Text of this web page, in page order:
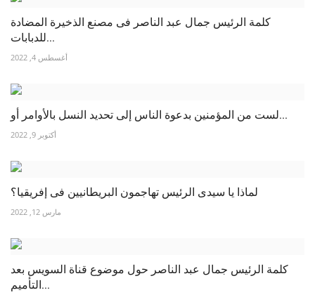
كلمة الرئيس جمال عبد الناصر فى مصنع الذخيرة المضادة
للدبابات...
أغسطس 4, 2022
لست من المؤمنين بدعوة الناس إلى تحديد النسل بالأوامر أو...
أكتوبر 9, 2022
لماذا يا سيدى الرئيس تهاجمون البريطانيين فى إفريقيا؟
مارس 12, 2022
كلمة الرئيس جمال عبد الناصر حول موضوع قناة السويس بعد
التأميم...